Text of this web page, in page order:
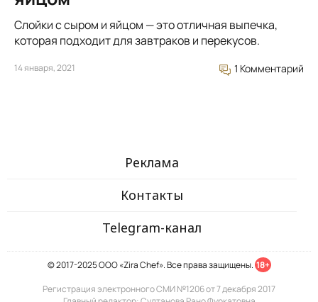
Слойки с сыром и яйцом — это отличная выпечка,
которая подходит для завтраков и перекусов.
14 января, 2021 1 Комментарий
Реклама
Контакты
Telegram-канал
© 2017-2025 ООО «Zira Chef». Все права защищены. 18+
Регистрация электронного СМИ №1206 от 7 декабря 2017